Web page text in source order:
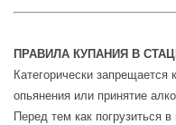
ПРАВИЛА КУПАНИЯ В
Категорически запрещается
опьянения или принятие
Перед тем как погрузиться